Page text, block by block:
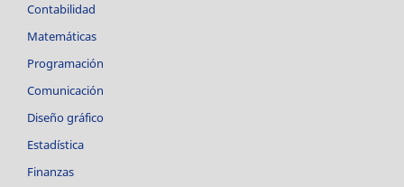
Contabilidad
Matemáticas
Programación
Comunicación
Diseño gráfico
Estadística
Finanzas